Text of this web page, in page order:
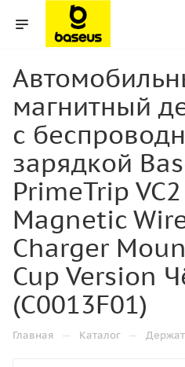
магнитный
с
зарядкой
PrimeTrip
Magnetic
Charger
Cup Version
(C0013F01)
Главная — Каталог —